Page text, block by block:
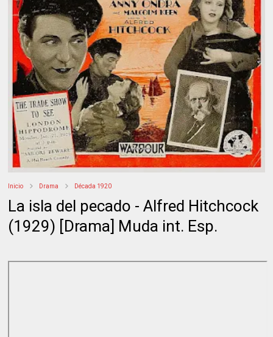
Inicio Drama Década 1920
La isla del pecado - Alfred Hitchcock
(1929) [Drama] Muda int. Esp.